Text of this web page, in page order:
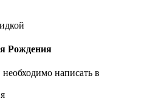
Рождения
написать в